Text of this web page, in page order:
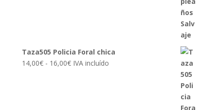
Taza505 Policia Foral chica
14,00€ - 16,00€Rango
IVA incluído